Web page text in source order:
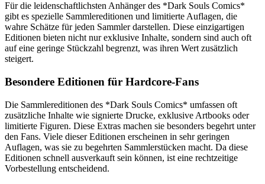
Für die leidenschaftlichsten Anhänger des *Dark Souls Comics*
gibt es spezielle Sammlereditionen und limitierte Auflagen, die
wahre Schätze für jeden Sammler darstellen. Diese einzigartigen
Editionen bieten nicht nur exklusive Inhalte, sondern sind auch oft
auf eine geringe Stückzahl begrenzt, was ihren Wert zusätzlich
steigert.
Besondere Editionen für Hardcore-Fans
Die Sammlereditionen des *Dark Souls Comics* umfassen oft
zusätzliche Inhalte wie signierte Drucke, exklusive Artbooks oder
limitierte Figuren. Diese Extras machen sie besonders begehrt unter
den Fans. Viele dieser Editionen erscheinen in sehr geringen
Auflagen, was sie zu begehrten Sammlerstücken macht. Da diese
Editionen schnell ausverkauft sein können, ist eine rechtzeitige
Vorbestellung entscheidend.